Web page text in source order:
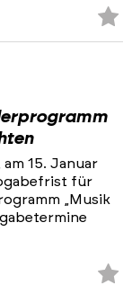
15. Januar
für
„Musik